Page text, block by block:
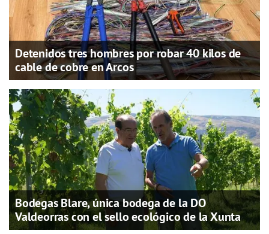
Detenidos tres hombres por robar 40 kilos de
cable de cobre en Arcos
Bodegas Blare, única bodega de la DO
Valdeorras con el sello ecológico de la Xunta